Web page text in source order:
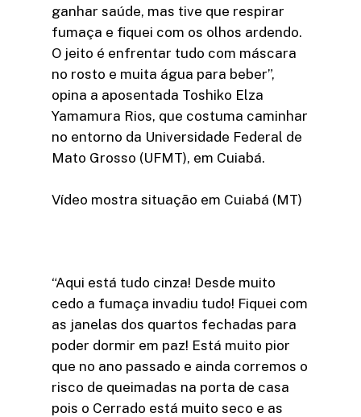
ganhar saúde, mas tive que respirar
fumaça e fiquei com os olhos ardendo.
O jeito é enfrentar tudo com máscara
no rosto e muita água para beber”,
opina a aposentada Toshiko Elza
Yamamura Rios, que costuma caminhar
no entorno da Universidade Federal de
Mato Grosso (UFMT), em Cuiabá.
Vídeo mostra situação em Cuiabá (MT)
“Aqui está tudo cinza! Desde muito
cedo a fumaça invadiu tudo! Fiquei com
as janelas dos quartos fechadas para
poder dormir em paz! Está muito pior
que no ano passado e ainda corremos o
risco de queimadas na porta de casa
pois o Cerrado está muito seco e as